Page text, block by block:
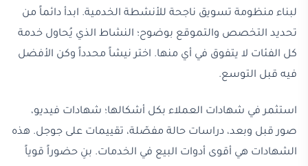
لبناء منظومة تسويق ناجحة للأنشطة الخدمية. ابدأ دائماً من
تحديد التخصص والتموقع بوضوح؛ النشاط الذي يُحاول خدمة
كل الفئات لا يتفوق في أي منها. اختر نيشاً محدداً وكن الأفضل
فيه قبل التوسع.
استثمر في شهادات العملاء بكل أشكالها؛ شهادات فيديو،
صور قبل وبعد، دراسات حالة مفصّلة، تقييمات على جوجل. هذه
الشهادات هي أقوى أدوات البيع في الخدمات. بنِ حضوراً قوياً